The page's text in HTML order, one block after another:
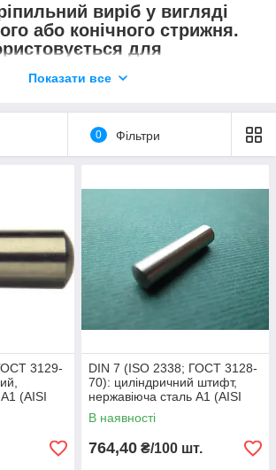
виріб у вигляді
або конічного стрижня.
для
Показати все
0 Фільтри
3129-
(AISI
DIN 7 (ISO 2338; ГОСТ 3128-
70): циліндричний штифт,
нержавіюча сталь А1 (AISI
301)
В наявності
764,40 ₴/100 шт.